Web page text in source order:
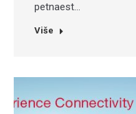
petnaest…
Više